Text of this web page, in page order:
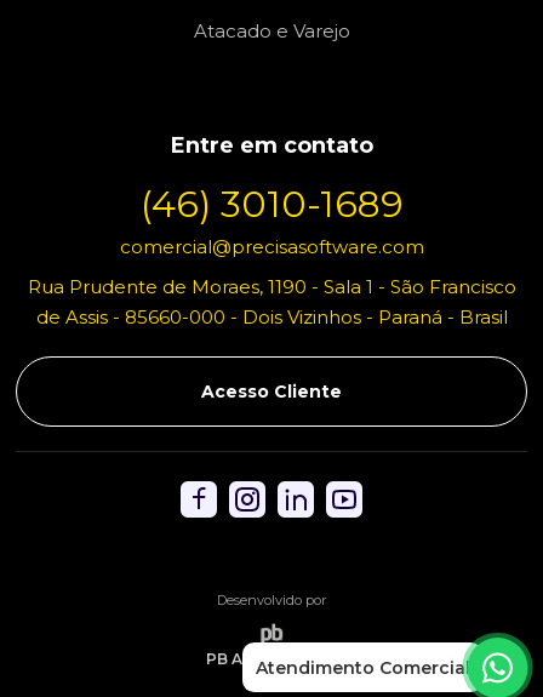
Atendimento Comercial
Atacado e Varejo
Entre em contato
(46) 3010-1689
comercial@precisasoftware.com
Rua Prudente de Moraes, 1190 - Sala 1 - São Francisco
de Assis - 85660-000 - Dois Vizinhos - Paraná - Brasil
Acesso Cliente
Desenvolvido por
PB Agência Web